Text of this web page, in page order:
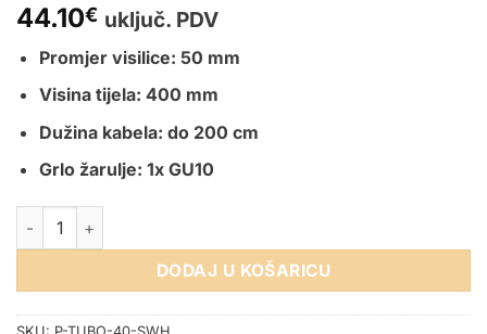
44.10€ uključ. PDV
Promjer visilice: 50 mm
Visina tijela: 400 mm
Dužina kabela: do 200 cm
Grlo žarulje: 1x GU10
VISILICA P-TUBO-40-SWH GU10 BIJELA količina
DODAJ U KOŠARICU